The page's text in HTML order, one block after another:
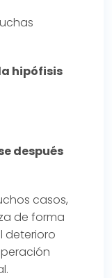
hipófisis
después
casos,
de forma
deterioro